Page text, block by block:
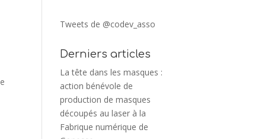
Tweets de @codev_asso
Derniers articles
La tête dans les masques :
action bénévole de
production de masques
découpés au laser à la
Fabrique numérique de